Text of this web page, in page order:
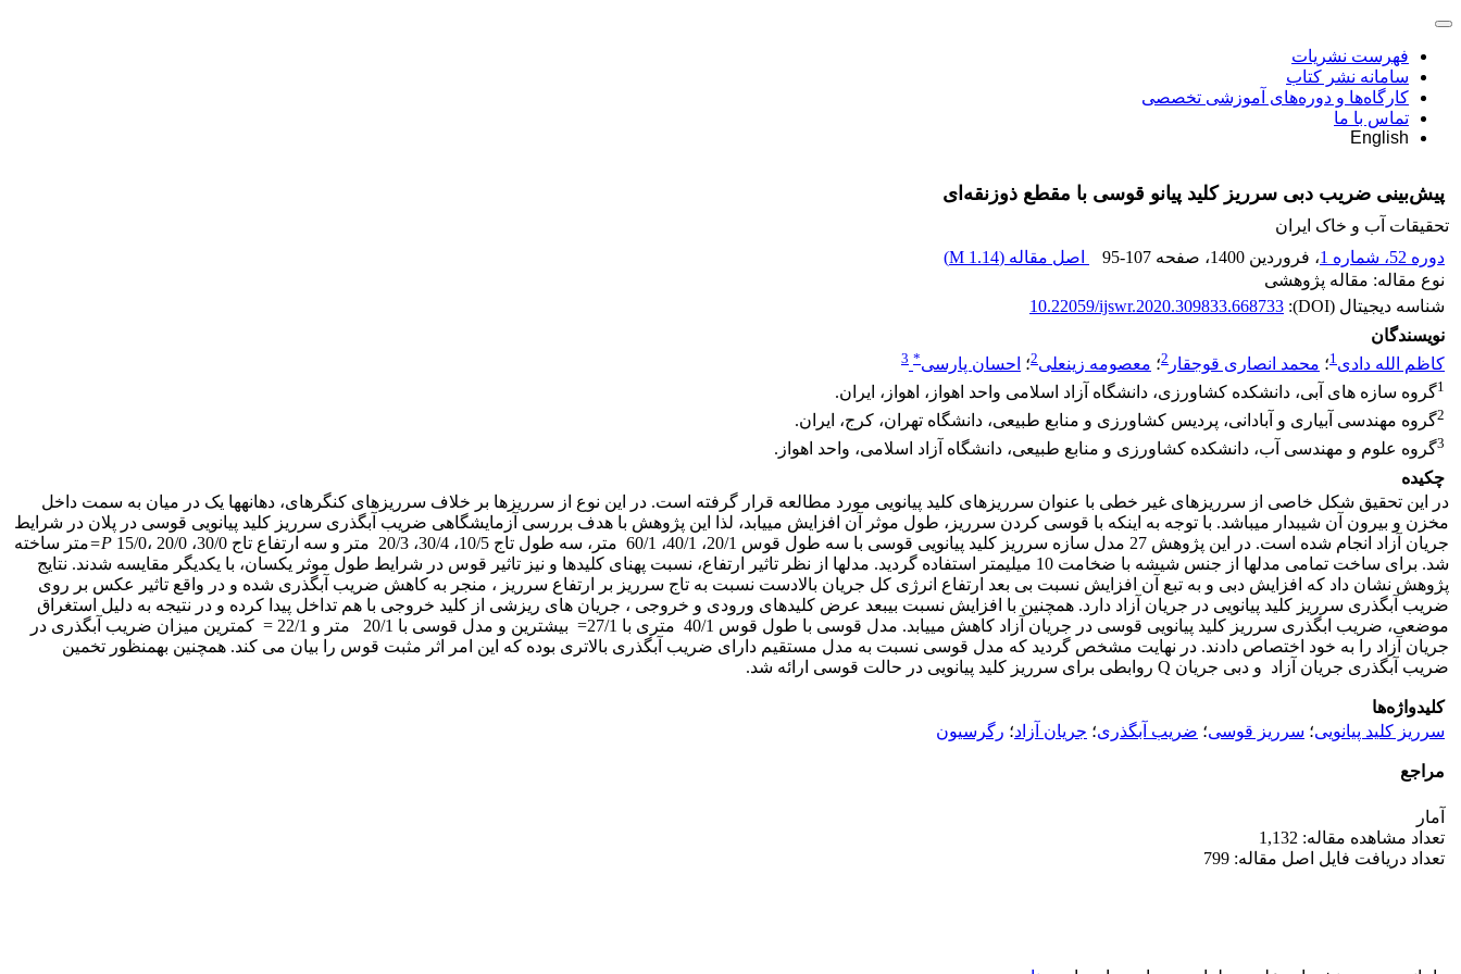
فهرست نشریات
سامانه نشر کتاب
کارگاه‌ها و دوره‌های آموزشی تخصصی
تماس با ما
English
پیش‌بینی ضریب دبی سرریز کلید پیانو قوسی با مقطع ذوزنقه‌ای
تحقیقات آب و خاک ایران
دوره 52، شماره 1
، فروردین 1400 ، صفحه 95-107 اصل مقاله (1.14 M
)
نوع مقاله: مقاله پژوهشی
شناسه دیجیتال (DOI):
10.22059/ijswr.2020.309833.668733
نویسندگان
کاظم الله دادی1؛ محمد انصاری قوجقار 2؛ معصومه زینعلی2؛ احسان پارسی*
3
1گروه سازه های آبی، دانشکده کشاورزی، دانشگاه آزاد اسلامی واحد اهواز، اهواز، ایران.
2گروه مهندسی آبیاری و آبادانی، پردیس کشاورزی و منابع طبیعی، دانشگاه تهران، کرج، ایران.
3گروه علوم و مهندسی آب، دانشکده کشاورزی و منابع طبیعی، دانشگاه آزاد اسلامی، واحد اهواز.
چکیده
در این تحقیق شکل خاصی از سرریزهای غیر خطی با عنوان سرریزهای کلید پیانویی مورد مطالعه قرار گرفته است. در این نوع از سرریزها بر خلاف سرریزهای کنگره­ای، دهانه­ها یک در میان به سمت داخل
مخزن و بیرون آن شیب­دار می­باشد. با توجه به اینکه با قوسی کردن سرریز، طول موثر آن افزایش می­یابد، لذا این پژوهش با هدف بررسی آزمایشگاهی ضریب آبگذری سرریز کلید پیانویی قوسی در پلان در شرایط
جریان آزاد انجام شده است. در این پژوهش 27 مدل سازه سرریز کلید پیانویی قوسی با سه طول قوس 20/1، 40/1، 60/1 متر، سه طول تاج 10/5، 30/4، 20/3 متر و سه ارتفاع تاج 30/0، 20/0 ،15/0
P=
متر ساخته
شد. برای ساخت تمامی مدل­ها از جنس شیشه با ضخامت 10 میلی­متر استفاده گردید. مدل­ها از نظر تاثیر ارتفاع، نسبت پهنای کلیدها و نیز تاثیر قوس در شرایط طول موثر یکسان، با یکدیگر مقایسه شدند. نتایج
پژوهش نشان داد که افزایش دبی و به تبع آن افزایش نسبت بی بعد ارتفاع انرژی کل جریان بالادست نسبت به تاج سرریز بر ارتفاع سرریز ، منجر به کاهش ضریب آبگذری شده و در واقع تاثیر عکس بر روی
ضریب آبگذری سرریز کلید پیانویی در جریان آزاد دارد. همچنین با افزایش نسبت بی­بعد عرض کلیدهای ورودی و خروجی ، جریان های ریزشی از کلید خروجی با هم تداخل پیدا کرده و در نتیجه به دلیل استغراق
موضعی، ضریب ابگذری سرریز کلید پیانویی قوسی در جریان آزاد کاهش می­یابد. مدل قوسی با طول قوس 40/1 متری با 27/1= بیشترین و مدل قوسی با 20/1 متر و 22/1 = کمترین میزان ضریب آبگذری در
جریان آزاد را به خود اختصاص دادند. در نهایت مشخص گردید که مدل قوسی نسبت به مدل مستقیم دارای ضریب آبگذری بالاتری بوده که این امر اثر مثبت قوس را بیان می کند. همچنین به­منظور تخمین
ضریب آبگذری جریان آزاد و دبی جریان Q روابطی برای سرریز کلید پیانویی در حالت قوسی ارائه شد.
کلیدواژه‌ها
سرریز کلید پیانویی؛ سرریز قوسی؛ ضریب آبگذری؛ جریان آزاد؛ رگرسیون
مراجع
آمار
تعداد مشاهده مقاله: 1,132
تعداد دریافت فایل اصل مقاله: 799